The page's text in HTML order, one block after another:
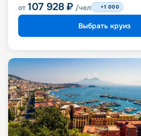
от 107 928 ₽ /чел +1 000
Выбрать круиз